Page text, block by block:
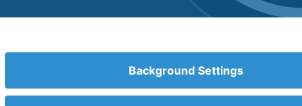
Background Settings